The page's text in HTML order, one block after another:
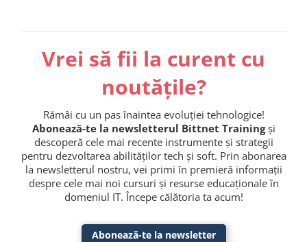
Vrei să fii la curent cu
noutățile?
Rămâi cu un pas înaintea evoluției tehnologice!
Abonează-te la newsletterul Bittnet Trainingși
descoperă cele mai recente instrumente și strategii
pentru dezvoltarea abilităților tech și soft. Prin abonarea
la newsletterul nostru, vei primi în premieră informații
despre cele mai noi cursuri și resurse educaționale în
domeniul IT. Începe călătoria ta acum!
Abonează-te la newsletter